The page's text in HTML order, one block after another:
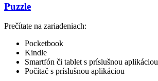
Puzzle
Prečítate na zariadeniach:
Pocketbook
Kindle
Smartfón či tablet s príslušnou aplikáciou
Počítač s príslušnou aplikáciou